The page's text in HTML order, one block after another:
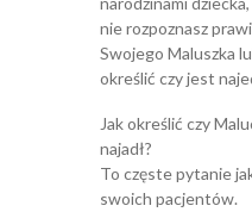
nie rozpoznasz
Swojego Maluszka
określić czy jest
Jak określić czy
najadł?
To częste pytanie
swoich pacjentów.